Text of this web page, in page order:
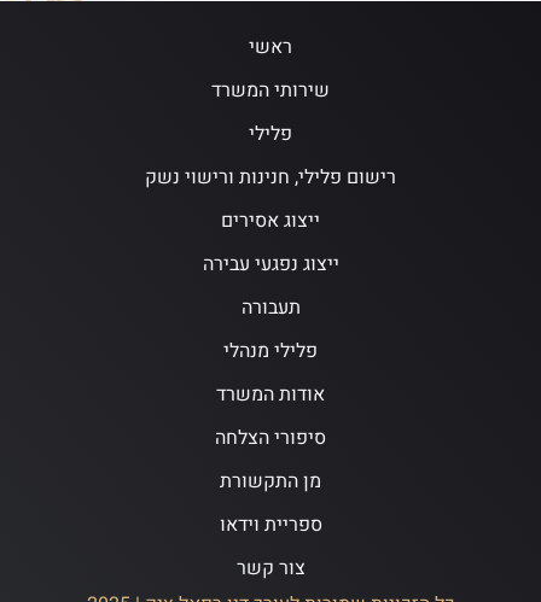
ראשי
שירותי המשרד
פלילי
רישום פלילי, חנינות ורישוי נשק
ייצוג אסירים
ייצוג נפגעי עבירה
תעבורה
פלילי מנהלי
אודות המשרד
סיפורי הצלחה
מן התקשורת
ספריית וידאו
צור קשר